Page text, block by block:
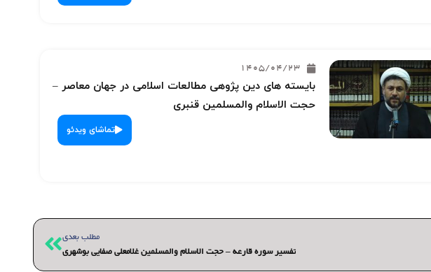
1405/04/23
بایسته های دین پژوهی مطالعات اسلامی در جهان معاصر –
حجت الاسلام والمسلمین قنبری
تماشای ویدئو
مطلب بعدی
تفسیر سوره قارعه – حجت الاسلام والمسلمین غلامعلی صفایی بوشهری
بعدی